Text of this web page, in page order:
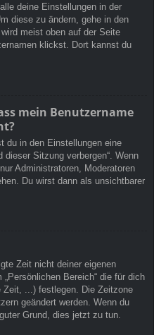
deine Einstellungen in der
diese zu ändern, gehe in den
meist oben auf der Seite
klickst. Dort kannst du
mein Benutzername
du in den Einstellungen eine
dieser Sitzung verbergen“. Wenn
Administratoren, Moderatoren
Du wirst dann als unsichtbarer
Zeit nicht deiner eigenen
Bereich“ die für dich
Zeit, ...) festlegen. Die Zeitzone
geändert werden. Wenn du
Grund, dies jetzt zu tun.